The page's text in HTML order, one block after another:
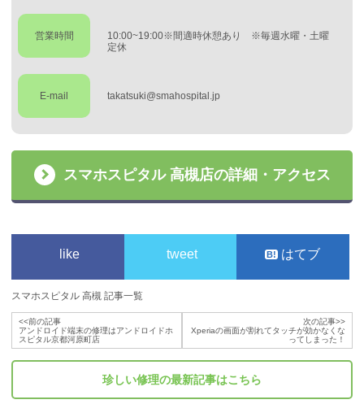
営業時間
10:00~19:00※間適時休憩あり ※毎週水曜・土曜
定休
E-mail takatsuki@smahospital.jp
スマホスピタル 高槻店の詳細・アクセス
like tweet はてブ
スマホスピタル 高槻 記事一覧
<<前の記事
アンドロイド端末の修理はアンドロイドホ
スピタル京都河原町店
次の記事>>
Xperiaの画面が割れてタッチが効かなくな
ってしまった！
珍しい修理の最新記事はこちら